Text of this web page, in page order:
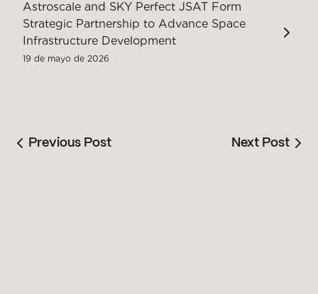
Astroscale and SKY Perfect JSAT Form
Strategic Partnership to Advance Space
Infrastructure Development
19 de mayo de 2026
Previous Post Next Post